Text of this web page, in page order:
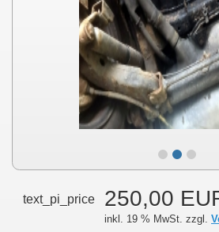
text_pi_price 250,00
inkl. 19 % MwSt. zzgl.